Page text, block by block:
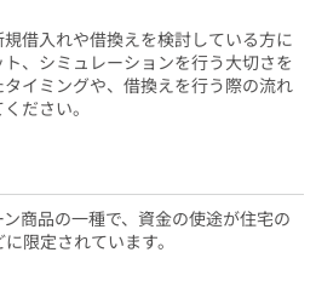
借入れや借換えを検討している方に
、シミュレーションを行う大切さを
イミングや、借換えを行う際の流れ
ださい。
商品の一種で、資金の使途が住宅の
限定されています。